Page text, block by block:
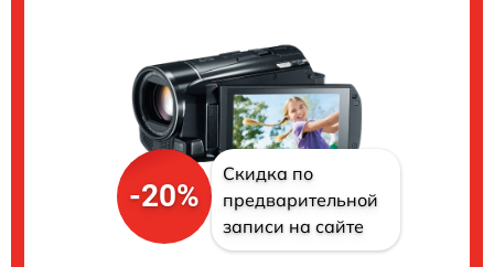
-20%
Скидка по
предварительной
записи на сайте